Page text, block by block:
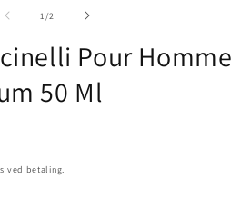
1/af2
Pour Homme
50 Ml
ved betaling.